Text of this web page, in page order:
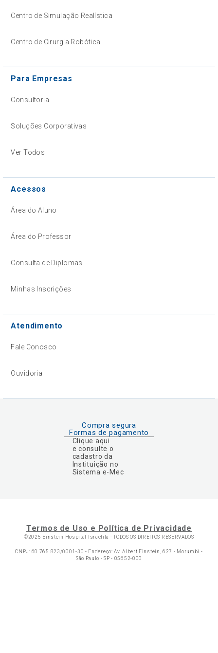
Centro de Simulação Realística
Centro de Cirurgia Robótica
Para Empresas
Consultoria
Soluções Corporativas
Ver Todos
Acessos
Área do Aluno
Área do Professor
Consulta de Diplomas
Minhas Inscrições
Atendimento
Fale Conosco
Ouvidoria
Compra segura
Formas de pagamento
Clique aqui
e consulte o
cadastro da
Instituição no
Sistema e-Mec
Termos de Uso e Política de Privacidade
©2025 Einstein Hospital Israelita -TODOS OS DIREITOS RESERVADOS
CNPJ: 60.765.823/0001-30 - Endereço: Av. Albert Einstein, 627 - Morumbi -
São Paulo - SP - 05652-000